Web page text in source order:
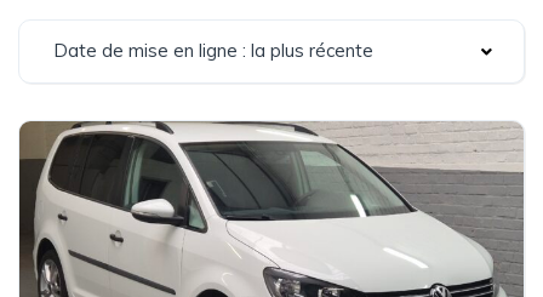
Date de mise en ligne : la plus récente